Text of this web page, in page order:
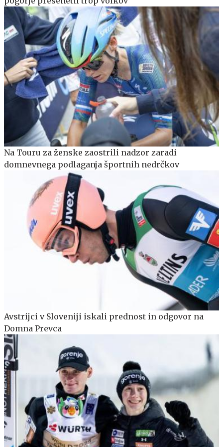
Na Touru za ženske zaostrili nadzor zaradi
domnevnega podlaganja športnih nedrčkov
Avstrijci v Sloveniji iskali prednost in odgovor na
Domna Prevca